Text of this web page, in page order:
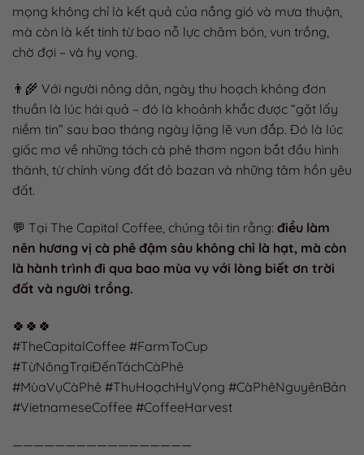
mọng không chỉ là kết quả của nắng gió và mưa thuận,
mà còn là kết tinh từ bao nỗ lực chăm bón, vun trồng,
chờ đợi – và hy vọng.
👨‍🌾 Với người nông dân, ngày thu hoạch không đơn
thuần là lúc hái quả – đó là khoảnh khắc được “gặt lấy
niềm tin” sau bao tháng ngày lặng lẽ vun đắp. Đó là lúc
giấc mơ về những tách cà phê thơm ngon bắt đầu hình
thành, từ chính vùng đất đỏ bazan và những tâm hồn yêu
đất.
💬 Tại The Capital Coffee, chúng tôi tin rằng: điều làm
nên hương vị cà phê đậm sâu không chỉ là hạt, mà còn
là hành trình đi qua bao mùa vụ với lòng biết ơn trời
đất và người trồng.
🍀🍀🍀
#TheCapitalCoffee #FarmToCup
#TừNôngTrạiĐếnTáchCàPhê
#MùaVụCàPhê #ThuHoạchHyVọng #CàPhêNguyênBản
#VietnameseCoffee #CoffeeHarvest
—————————————————